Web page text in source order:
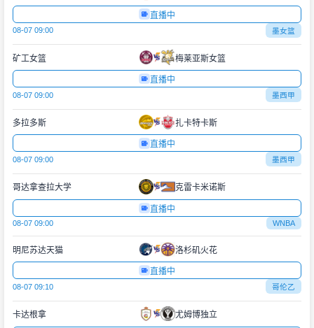
直播中
08-07 09:00 墨女篮
矿工女篮 梅莱亚斯女篮
直播中
08-07 09:00 墨西甲
多拉多斯 扎卡特卡斯
直播中
08-07 09:00 墨西甲
哥达拿查拉大学 克雷卡米诺斯
直播中
08-07 09:00 WNBA
明尼苏达天猫 洛杉矶火花
直播中
08-07 09:10 哥伦乙
卡达根拿 尤姆博独立